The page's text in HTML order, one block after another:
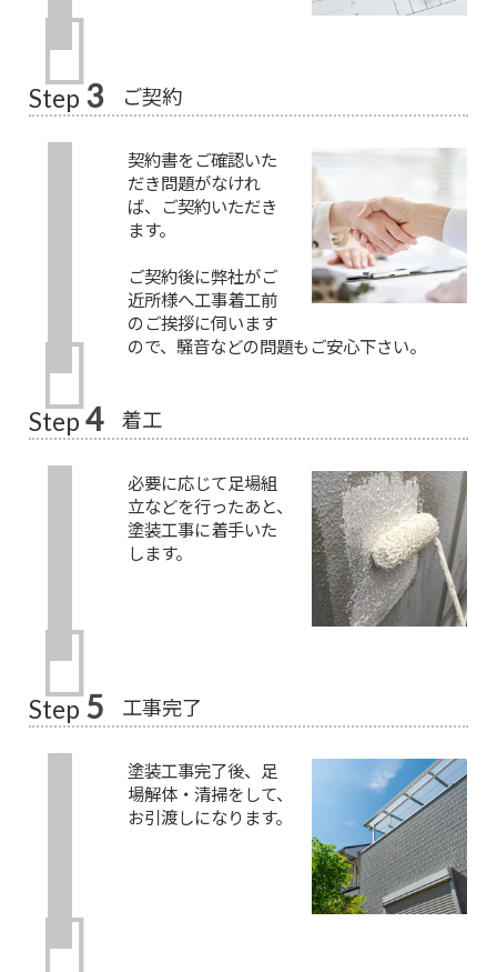
Step 3 ご契約
契約書をご確認いた
だき問題がなけれ
ば、ご契約いただき
ます。
ご契約後に弊社がご
近所様へ工事着工前
のご挨拶に伺います
ので、騒音などの問題もご安心下さい。
Step 4 着工
必要に応じて足場組
立などを行ったあと、
塗装工事に着手いた
します。
Step 5 工事完了
塗装工事完了後、足
場解体・清掃をして、
お引渡しになります。